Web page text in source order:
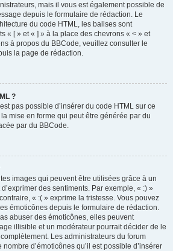
mais il vous est également possible de
depuis le formulaire de rédaction. Le
du code HTML, les balises sont
« [ » et « ] » à la place des chevrons « < » et
à propos du BBCode, veuillez consulter le
la page de rédaction.
?
pas possible d’insérer du code HTML sur ce
mise en forme qui peut être générée par du
par du BBCode.
images qui peuvent être utilisées grâce à un
des sentiments. Par exemple, « :) »
« :( » exprime la tristesse. Vous pouvez
émoticônes depuis le formulaire de rédaction.
abuser des émoticônes, elles peuvent
illisible et un modérateur pourrait décider de le
Les administrateurs du forum
d’émoticônes qu’il est possible d’insérer